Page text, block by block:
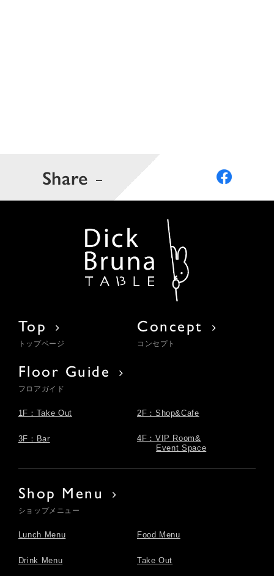
Share
Top
トップページ
Concept
コンセプト
Floor Guide
フロアガイド
1F：Take Out 2F：Shop&Cafe
3F：Bar
4F：VIP Room&
Event Space
Shop Menu
ショップメニュー
Lunch Menu Food Menu
Drink Menu Take Out